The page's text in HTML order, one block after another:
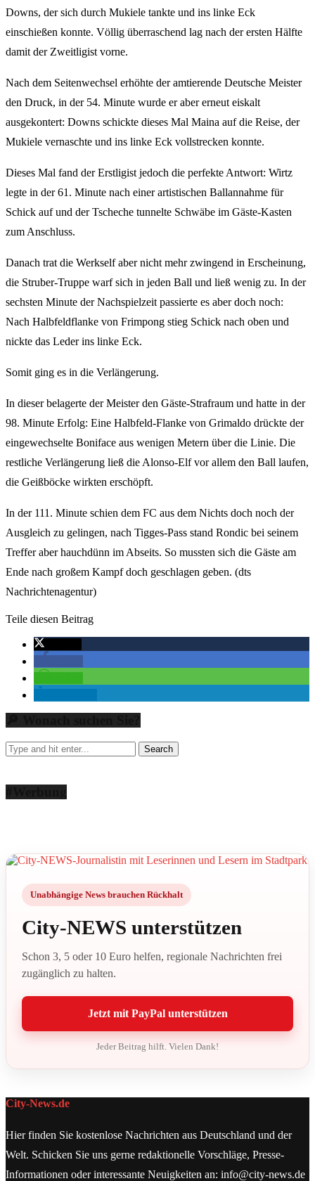
Downs, der sich durch Mukiele tankte und ins linke Eck
einschießen konnte. Völlig überraschend lag nach der ersten Hälfte
damit der Zweitligist vorne.
Nach dem Seitenwechsel erhöhte der amtierende Deutsche Meister
den Druck, in der 54. Minute wurde er aber erneut eiskalt
ausgekontert: Downs schickte dieses Mal Maina auf die Reise, der
Mukiele vernaschte und ins linke Eck vollstrecken konnte.
Dieses Mal fand der Erstligist jedoch die perfekte Antwort: Wirtz
legte in der 61. Minute nach einer artistischen Ballannahme für
Schick auf und der Tscheche tunnelte Schwäbe im Gäste-Kasten
zum Anschluss.
Danach trat die Werkself aber nicht mehr zwingend in Erscheinung,
die Struber-Truppe warf sich in jeden Ball und ließ wenig zu. In der
sechsten Minute der Nachspielzeit passierte es aber doch noch:
Nach Halbfeldflanke von Frimpong stieg Schick nach oben und
nickte das Leder ins linke Eck.
Somit ging es in die Verlängerung.
In dieser belagerte der Meister den Gäste-Strafraum und hatte in der
98. Minute Erfolg: Eine Halbfeld-Flanke von Grimaldo drückte der
eingewechselte Boniface aus wenigen Metern über die Linie. Die
restliche Verlängerung ließ die Alonso-Elf vor allem den Ball laufen,
die Geißböcke wirkten erschöpft.
In der 111. Minute schien dem FC aus dem Nichts doch noch der
Ausgleich zu gelingen, nach Tigges-Pass stand Rondic bei seinem
Treffer aber hauchdünn im Abseits. So mussten sich die Gäste am
Ende nach großem Kampf doch geschlagen geben. (dts
Nachrichtenagentur)
Teile diesen Beitrag
Unabhängige News brauchen Rückhalt
City-NEWS unterstützen
Schon 3, 5 oder 10 Euro helfen, regionale Nachrichten frei
zugänglich zu halten.
Jetzt mit PayPal unterstützen
Jeder Beitrag hilft. Vielen Dank!
City-News.de
Hier finden Sie kostenlose Nachrichten aus Deutschland und der
Welt. Schicken Sie uns gerne redaktionelle Vorschläge, Presse-
Informationen oder interessante Neuigkeiten an: info@city-news.de